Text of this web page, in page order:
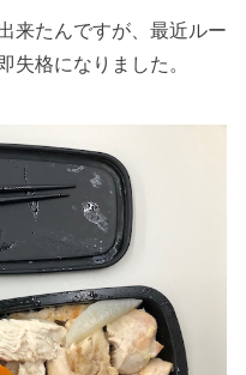
来たんですが、最近ルー
格になりました。